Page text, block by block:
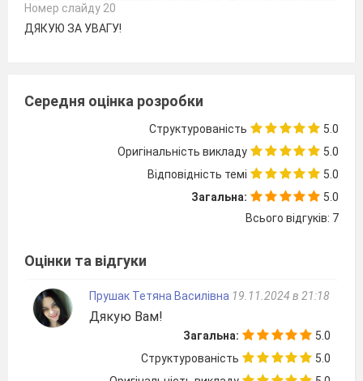
Номер слайду 20
ДЯКУЮ ЗА УВАГУ!
Середня оцінка розробки
Структурованість
5.0
Оригінальність викладу
5.0
Відповідність темі
5.0
Загальна:
5.0
Всього відгуків: 7
Оцінки та відгуки
Прушак Тетяна Василівна 19.11.2024 в 21:18
Дякую Вам!
Загальна:
5.0
Структурованість
5.0